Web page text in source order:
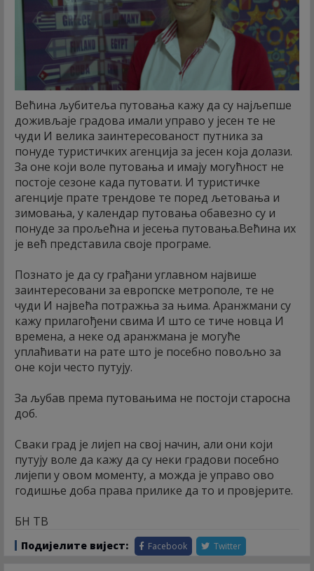
Већина љубитеља путовања кажу да су најљепше
доживљаје градова имали управо у јесен те не
чуди И велика заинтересованост путника за
понуде туристичких агенција за јесен која долази.
За оне који воле путовања и имају могућност не
постоје сезоне када путовати. И туристичке
агенције прате трендове те поред љетовања и
зимовања, у календар путовања обавезно су и
понуде за прољећна и јесења путовања.Већина их
је већ представила своје програме.
Познато је да су грађани углавном највише
заинтересовани за европске метрополе, те не
чуди И највећа потражња за њима. Аранжмани су
кажу прилагођени свима И што се тиче новца И
времена, а неке од аранжмана је могуће
уплаћивати на рате што је посебно повољно за
оне који често путују.
За љубав према путовањима не постоји старосна
доб.
Сваки град је лијеп на свој начин, али они који
путују воле да кажу да су неки градови посебно
лијепи у овом моменту, а можда је управо ово
годишње доба права прилике да то и провјерите.
БН ТВ
Подијелите вијест: Facebook Twitter